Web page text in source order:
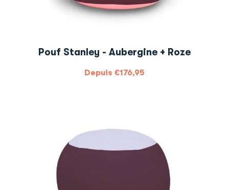
Pouf Stanley - Aubergine + Roze
Depuis €176,95